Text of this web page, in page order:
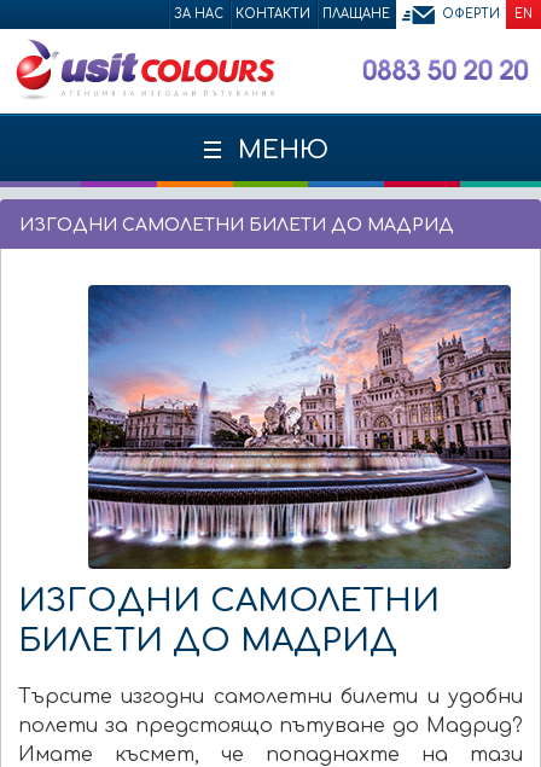
ЗА НАС КОНТАКТИ ПЛАЩАНЕ ОФЕРТИ EN
МЕНЮ
ИЗГОДНИ САМОЛЕТНИ БИЛЕТИ ДО МАДРИД
ИЗГОДНИ САМОЛЕТНИ
БИЛЕТИ ДО МАДРИД
Търсите изгодни самолетни билети и удобни
полети за предстоящо пътуване до Мадрид?
Имате късмет, че попаднахте на тази